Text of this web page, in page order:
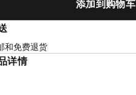
添加到购物车
和免费退货
详情